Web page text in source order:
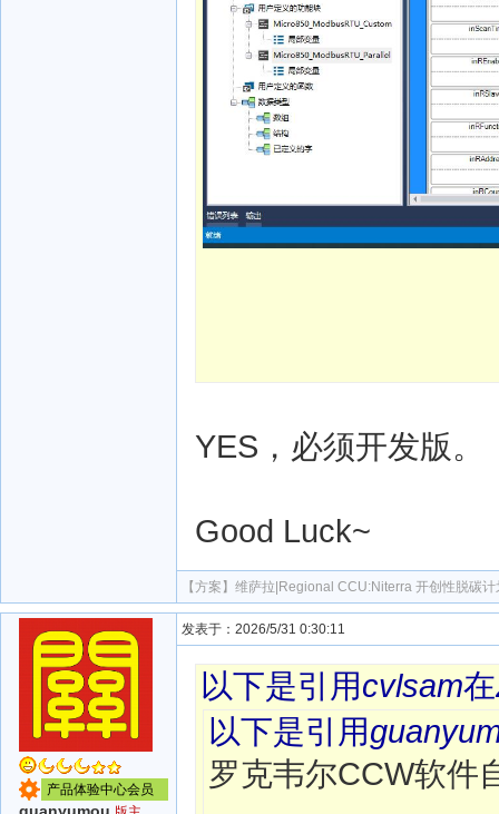
YES，必须开发版。
Good Luck~
【方案】 维萨拉|Regional CCU:Niterra 开创性脱碳
产品体验中心会员
guanyumou
发表于：2026/5/31 0:30:11
以下是引用cvlsam在
以下是引用
罗克韦尔CCW软件